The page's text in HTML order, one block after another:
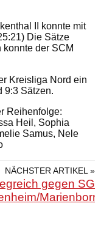
II konnte mit
Die Sätze
der SCM
Kreisliga Nord ein
9:3 Sätzen.
Reihenfolge:
Heil, Sophia
Samus, Nele
NÄCHSTER ARTIKEL »
gegen SG
Marienborn